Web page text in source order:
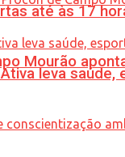
Mourão
até às 17
leva